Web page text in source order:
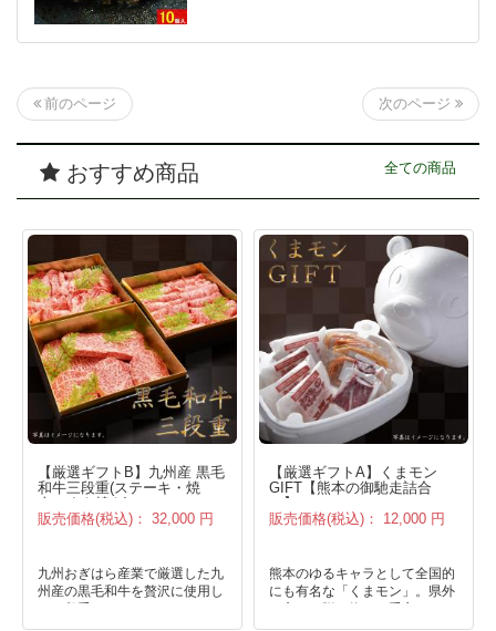
前のページ 次のページ
おすすめ商品 全ての商品
【厳選ギフトB】九州産 黒毛
和牛三段重(ステーキ・焼
肉・すき焼き)
販売価格(税込)： 32,000 円
九州おぎはら産業で厳選した九
州産の黒毛和牛を贅沢に使用し
た三段重。
特別な日のごちそうやお世話に
【厳選ギフトA】くまモン
GIFT【熊本の御馳走詰合
せ】
販売価格(税込)： 12,000 円
熊本のゆるキャラとして全国的
にも有名な「くまモン」。県外
の方への贈り物にも重宝されて
います。